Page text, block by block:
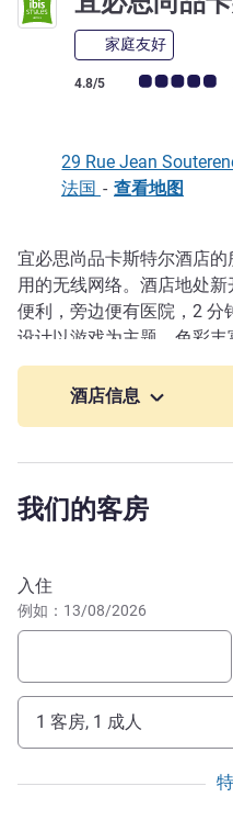
家庭友好
客户意见评级 (ALL 评级)
4.8/5
29 Rue Jean
法国 - 查看地图
描述
宜必思尚品卡斯特尔酒店
用的无线网络。酒店地处
便利，旁边便有医院，2 分
设计以游戏为主题，色彩
（配备淋浴和吹风机）、
酒店信息
我们的客房
预订此酒店
入住
例如：13/08/2026
1 客房, 1 成人